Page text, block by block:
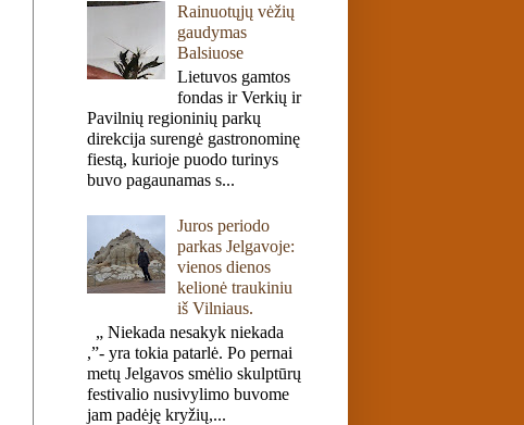
Rainuotųjų vėžių
gaudymas
Balsiuose
Lietuvos gamtos
fondas ir Verkių ir
Pavilnių regioninių parkų
direkcija surengė gastronominę
fiestą, kurioje puodo turinys
buvo pagaunamas s...
Juros periodo
parkas Jelgavoje:
vienos dienos
kelionė traukiniu
iš Vilniaus.
„ Niekada nesakyk niekada
,”- yra tokia patarlė. Po pernai
metų Jelgavos smėlio skulptūrų
festivalio nusivylimo buvome
jam padėję kryžių,...